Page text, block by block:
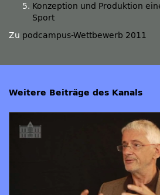
Konzeption und Produktion
Sport
Zu podcampus-Wettbewerb 2011
Weitere Beiträge des Kanals